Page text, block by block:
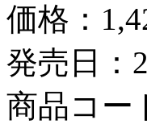
価格：
発売日：
商品コー